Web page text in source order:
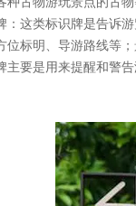
：这类标识牌是告诉
标明、导游路线等
主要是用来提醒和警